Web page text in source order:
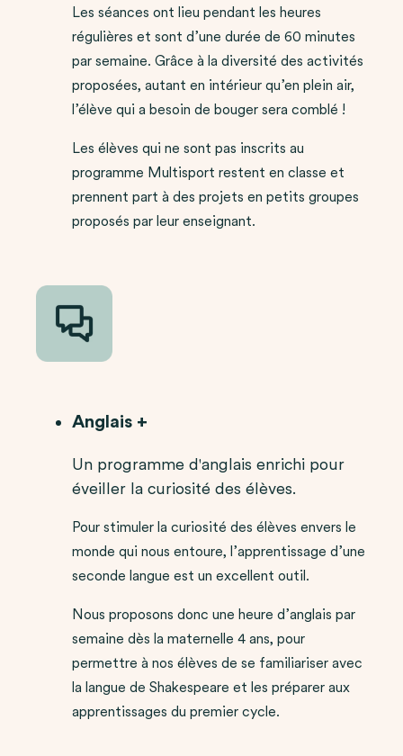
Les séances ont lieu pendant les heures
régulières et sont d’une durée de 60 minutes
par semaine. Grâce à la diversité des activités
proposées, autant en intérieur qu’en plein air,
l’élève qui a besoin de bouger sera comblé !
Les élèves qui ne sont pas inscrits au
programme Multisport restent en classe et
prennent part à des projets en petits groupes
proposés par leur enseignant.
Anglais +
Un programme d'anglais enrichi pour
éveiller la curiosité des élèves.
Pour stimuler la curiosité des élèves envers le
monde qui nous entoure, l’apprentissage d’une
seconde langue est un excellent outil.
Nous proposons donc une heure d’anglais par
semaine dès la maternelle 4 ans, pour
permettre à nos élèves de se familiariser avec
la langue de Shakespeare et les préparer aux
apprentissages du premier cycle.